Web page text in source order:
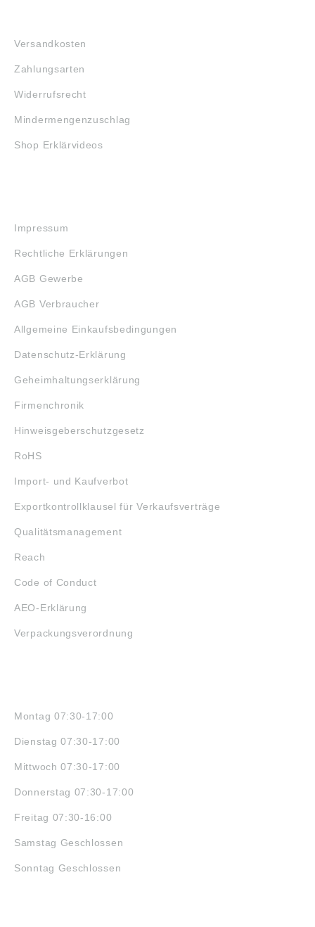
Versandkosten
Zahlungsarten
Widerrufsrecht
Mindermengenzuschlag
Shop Erklärvideos
Impressum
Rechtliche Erklärungen
AGB Gewerbe
AGB Verbraucher
Allgemeine Einkaufsbedingungen
Datenschutz-Erklärung
Geheimhaltungserklärung
Firmenchronik
Hinweisgeberschutzgesetz
RoHS
Import- und Kaufverbot
Exportkontrollklausel für Verkaufsverträge
Qualitätsmanagement
Reach
Code of Conduct
AEO-Erklärung
Verpackungsverordnung
Montag 07:30-17:00
Dienstag 07:30-17:00
Mittwoch 07:30-17:00
Donnerstag 07:30-17:00
Freitag 07:30-16:00
Samstag Geschlossen
Sonntag Geschlossen